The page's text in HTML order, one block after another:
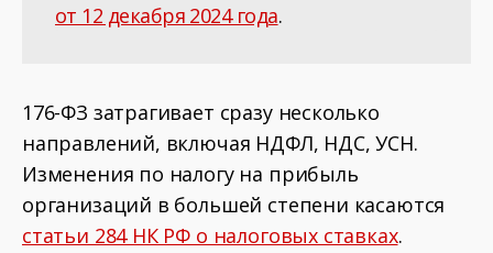
от 12 декабря 2024 года.
176-ФЗ затрагивает сразу несколько
направлений, включая НДФЛ, НДС, УСН.
Изменения по налогу на прибыль
организаций в большей степени касаются
статьи 284 НК РФ о налоговых ставках.